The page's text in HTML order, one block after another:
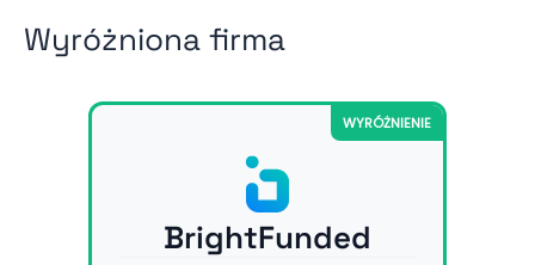
Wyróżniona firma
WYRÓŻNIENIE
BrightFunded